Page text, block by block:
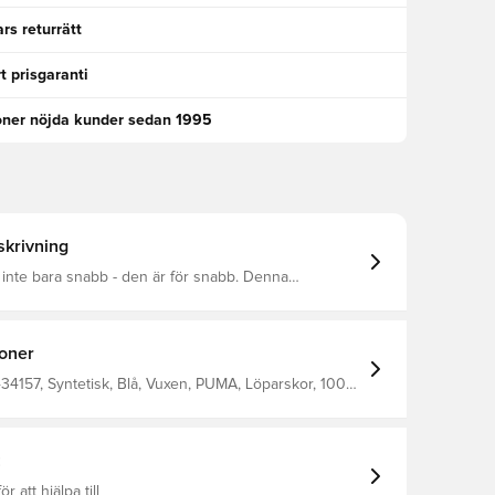
returrätt
prisgaranti
nöjda kunder sedan 1995
bara snabb - den är för snabb. Denna
mesh som andas och en PWRPLATE i
ger Deviate 4 dig den fördel du behöver för att köra
eller krossa tävlingsdagen. Gå längre. Gå
Syntetisk, Blå, Vuxen, PUMA, Löparskor, 100%
att hjälpa till